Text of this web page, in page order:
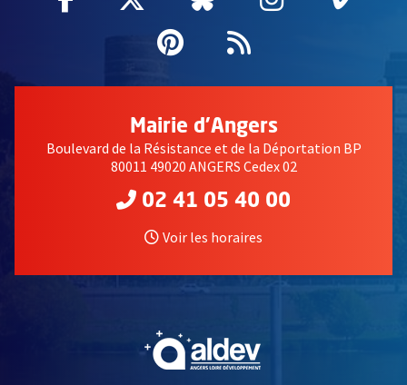
Pinterest
, Ouvre une
Flux RSS
Mairie d'Angers
Boulevard de la Résistance et de la Déportation BP
80011 49020 ANGERS Cedex 02
02 41 05 40 00
Voir les horaires